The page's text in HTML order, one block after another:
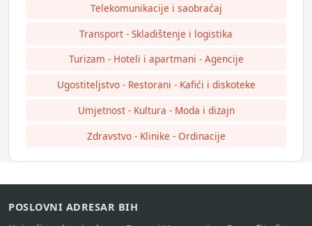
Telekomunikacije i saobraćaj
Transport - Skladištenje i logistika
Turizam - Hoteli i apartmani - Agencije
Ugostiteljstvo - Restorani - Kafići i diskoteke
Umjetnost - Kultura - Moda i dizajn
Zdravstvo - Klinike - Ordinacije
POSLOVNI ADRESAR BIH